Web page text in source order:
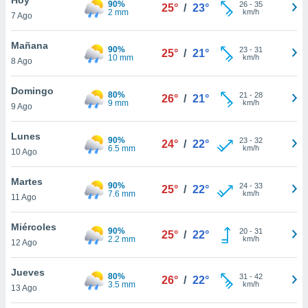
en
más
nuestra
de
cookies
aceptar
7 Ago
90%
2 mm
25° / 23° 26- 35
km/h
Mañana
8 Ago
90%
10 mm
25° / 21° 23- 31
km/h
Domingo
9 Ago
80%
9 mm
26° / 21° 21 - 28
km/h
Lunes
10 Ago
90%
6.5 mm
24° / 22° 23- 32
km/h
Martes
11 Ago
90%
7.6 mm
25° / 22° 24- 33
km/h
Miércoles
12 Ago
90%
2.2 mm
25° / 22° 20- 31
km/h
Jueves
13 Ago
80%
3.5 mm
26° / 22° 31 - 42
km/h